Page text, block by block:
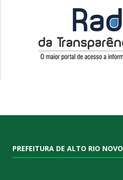
PREFEITURA DE ALTO RIO NOVO